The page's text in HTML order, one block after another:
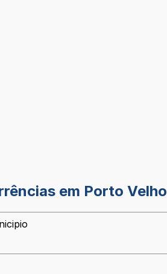
em Porto Velho